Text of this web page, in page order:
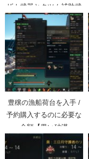
ザカ武器とクツム補助武
器捨ててきた【黒い砂漠
Part4034】
豊穣の漁船荷台を入手 /
予約購入するのに必要な
金額【黒い砂漠
Part925】